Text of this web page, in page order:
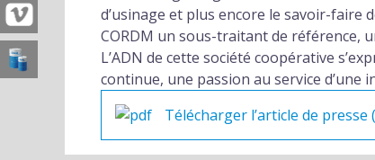
d’usinage et plus encore le savoir-faire
CORDM un sous-traitant de référence,
L’ADN de cette société coopérative
continue, une passion au service
Télécharger l’article de presse